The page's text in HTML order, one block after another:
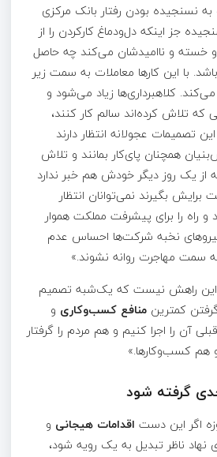
به نسنجیده بودن رفتار بانک مرکزی
جز اینکه دل‌ودماغ کارکردن را از
و خسته و ناامیدشان می‌کند چه حاصل
با این کار‌ها معاملات به سمت زیر
کلاهبرداری‌ها زیاد می‌شود و
که تلاش کرده‌اند سالم کار کنند،
تصمیمات عجولانه انتظار دارند
همچنان پای‌کار بمانند و تلاش
از یک روز دیگر خودش هم خبر ندارد
بگیرند نمی‌توانان انتظار
و راه را برای پیشرفت مملکت هموار
نیرو‌های نخبه شرکت‌ها احساس عدم
سمت مهاجرت روانه نشوند.»
«این راهش نیست که یک‌شبه تصمیم
کمترین منافع کسب‌وکاری و
آن را اجرا کنیم و هم مردم را گرفتار
هم کسب‌وکارها.»
گرفته شود
اگر این دست اقدامات هیجانی و
ناظر تبدیل به یک رویه شود،